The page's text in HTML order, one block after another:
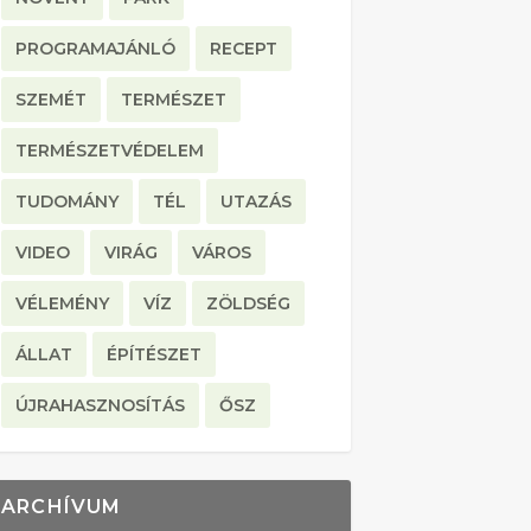
PROGRAMAJÁNLÓ RECEPT
SZEMÉT TERMÉSZET
TERMÉSZETVÉDELEM
TUDOMÁNY TÉL UTAZÁS
VIDEO VIRÁG VÁROS
VÉLEMÉNY VÍZ ZÖLDSÉG
ÁLLAT ÉPÍTÉSZET
ÚJRAHASZNOSÍTÁS ŐSZ
ARCHÍVUM